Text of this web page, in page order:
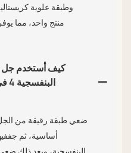
وطبقة علوية
منتج واحد، مما
كيف أستخدم جل
ضعي طبقة رقيقة من
أساسية، ثم